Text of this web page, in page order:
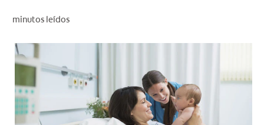
PROMOCIONES
minutos leídos